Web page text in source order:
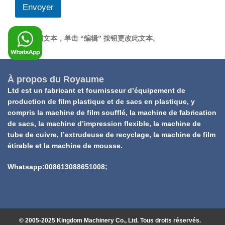
Envoyer
这是示例文本，单击 “编辑” 按钮更改此文本。
À propos du Royaume
Ltd est un fabricant et fournisseur d’équipement de
production de film plastique et de sacs en plastique, y
compris la machine de film soufflé, la machine de fabrication
de sacs, la machine d’impression flexible, la machine de
tube de cuivre, l’extrudeuse de recyclage, la machine de film
étirable et la machine de mousse.
Whatsapp:008613088651008;
© 2005-2025 Kingdom Machinery Co., Ltd. Tous droits réservés.